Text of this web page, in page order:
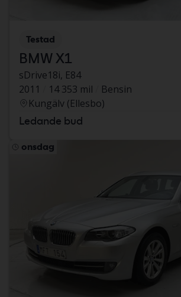
Testad
BMW X1
sDrive18i, E84
2011
14 353 mil
Bensin
Kungälv (Ellesbo)
Ledande bud
onsdag